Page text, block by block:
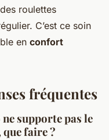
roulettes
C’est ce soin
en confort
fréquentes
supporte pas le
que faire ?